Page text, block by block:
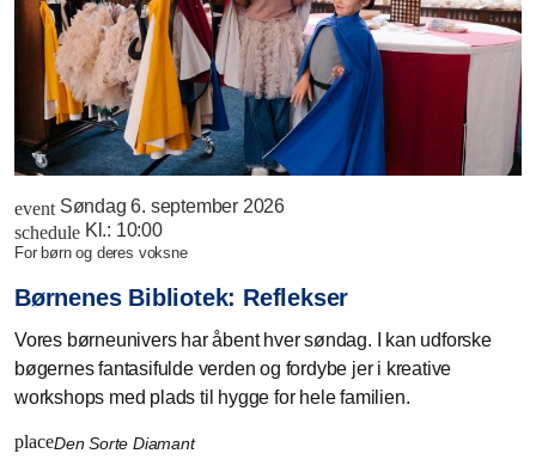
event Søndag 6. september 2026
schedule Kl.: 10:00
for børn og deres voksne
Børnenes Bibliotek: Reflekser
Vores børneunivers har åbent hver søndag. I kan udforske
bøgernes fantasifulde verden og fordybe jer i kreative
workshops med plads til hygge for hele familien.
placeDen Sorte Diamant